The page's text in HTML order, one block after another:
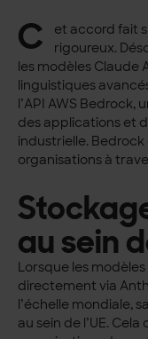
C
et accord fait
rigoureux.
les modèles Claude
linguistiques
l’API AWS
des applications et
industrielle.
organisations à
au sein
Lorsque les
directement via
l’échelle mondiale,
au sein de l’UE.